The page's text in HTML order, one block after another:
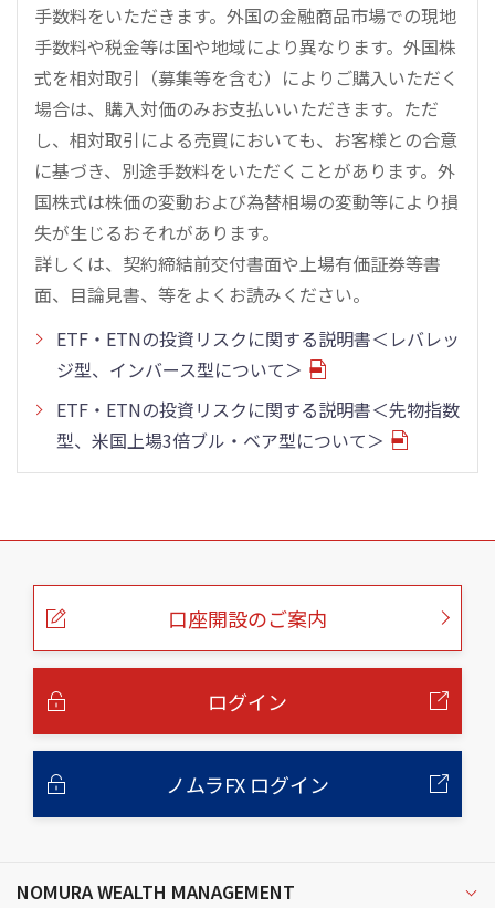
手数料をいただきます。外国の金融商品市場での現地
手数料や税金等は国や地域により異なります。外国株
式を相対取引（募集等を含む）によりご購入いただく
場合は、購入対価のみお支払いいただきます。ただ
し、相対取引による売買においても、お客様との合意
に基づき、別途手数料をいただくことがあります。外
国株式は株価の変動および為替相場の変動等により損
失が生じるおそれがあります。
詳しくは、契約締結前交付書面や上場有価証券等書
面、目論見書、等をよくお読みください。
ETF・ETNの投資リスクに関する説明書＜レバレッ
ジ型、インバース型について＞
ETF・ETNの投資リスクに関する説明書＜先物指数
型、米国上場3倍ブル・ベア型について＞
こ
口座開設のご案内
ログイン
ノムラFX ログイン
NOMURA WEALTH MANAGEMENT